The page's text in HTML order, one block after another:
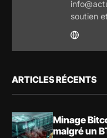
soutien
ARTICLES RÉCENTS
Minage
malgré un